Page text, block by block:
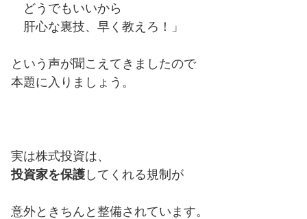
どうでもいいから
肝心な裏技、早く教えろ！」
という声が聞こえてきましたので
本題に入りましょう。
実は株式投資は、
投資家を保護 してくれる規制が
意外ときちんと整備されています。